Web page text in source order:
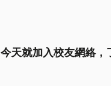
今天就加入校友網絡，